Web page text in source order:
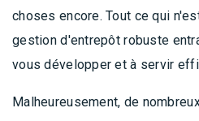
choses encore. Tout ce qui
gestion d'entrepôt robuste
vous développer et à servir
Malheureusement, de